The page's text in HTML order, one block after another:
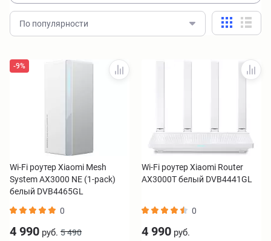
По популярности
-9%
Wi-Fi роутер Xiaomi Mesh
System AX3000 NE (1-pack)
белый DVB4465GL
0
4 990 руб. 5 490
Wi-Fi роутер Xiaomi Router
AX3000T белый DVB4441GL
0
4 990 руб.